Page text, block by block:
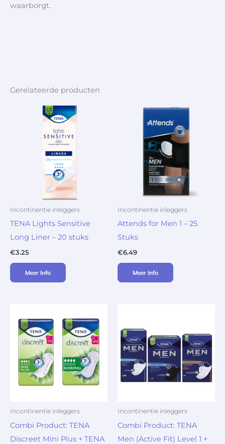
waarborgt.
Gerelateerde producten
Incontinentie inleggers
TENA Lights Sensitive
Long Liner – 20 stuks
€3.25
Meer Info
Incontinentie inleggers
Attends for Men 1 – 25
Stuks
€6.49
Meer Info
Incontinentie inleggers
Combi Product: TENA
Discreet Mini Plus + TENA
Incontinentie inleggers
Combi Product: TENA
Men (Active Fit) Level 1 +